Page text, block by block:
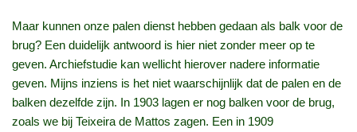
Maar kunnen onze palen dienst hebben gedaan als balk voor de
brug? Een duidelijk antwoord is hier niet zonder meer op te
geven. Archiefstudie kan wellicht hierover nadere informatie
geven. Mijns inziens is het niet waarschijnlijk dat de palen en de
balken dezelfde zijn. In 1903 lagen er nog balken voor de brug,
zoals we bij Teixeira de Mattos zagen. Een in 1909